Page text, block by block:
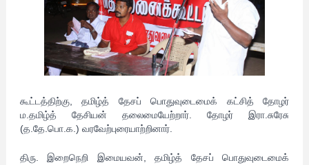
கூட்டத்திற்கு, தமிழ்த் தேசப் பொதுவுடைமைக் கட்சித் தோழர்
ம.தமிழ்த் தேசியன் தலைமையேற்றார். தோழர் இரா.சுரேசு
(த.தே.பொ.க.) வரவேற்புரையாற்றினார்.
திரு. இறைநெறி இமையவன், தமிழ்த் தேசப் பொதுவுடைமைக்